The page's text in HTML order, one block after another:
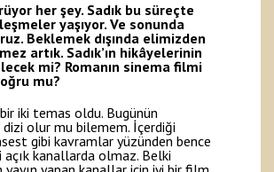
her şey. Sadık bu süreçte
yaşıyor. Ve sonunda
Beklemek dışında elimizden
artık. Sadık’ın hikâyelerinin
mi? Romanın sinema filmi
mu?
iki temas oldu. Bugünün
olur mu bilemem. İçerdiği
gibi kavramlar yüzünden bence
açık kanallarda olmaz. Belki